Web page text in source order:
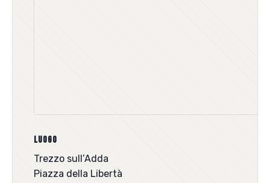
LUOGO
Trezzo sull’Adda
Piazza della Libertà